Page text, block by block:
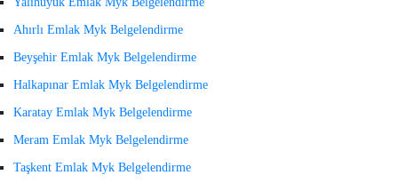
Ahırlı Emlak Myk Belgelendirme
Beyşehir Emlak Myk Belgelendirme
Halkapınar Emlak Myk Belgelendirme
Karatay Emlak Myk Belgelendirme
Meram Emlak Myk Belgelendirme
Taşkent Emlak Myk Belgelendirme